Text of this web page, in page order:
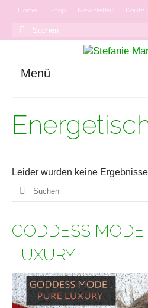
Home Shop Newsletter
Suchen
Menü
Onlinekurse
Leider wurden keine
Suchen
nach:
GODDESS MODE
LUXURY